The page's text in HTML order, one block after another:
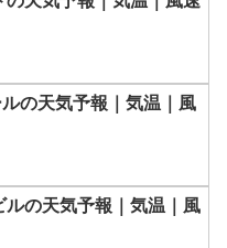
の天気予報｜気温｜風
ルの天気予報｜気温｜風